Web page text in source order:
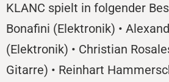
KLANC spielt in folgender
Bonafini (Elektronik) •
(Elektronik) • Christian
Gitarre) • Reinhart